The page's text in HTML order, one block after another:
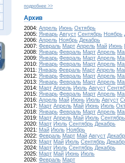
подробнее >>
Архив
2004: Апрель Июнь Октябрь
2005: Январь Август Сентябрь Ноябрь
2006: Апрель Ноябрь Декабрь
2007: Февраль Март Апрель Май Июнь
2008: Январь Февраль Март Апрель
2009: Январь Февраль Март Апрель
2010: Январь Февраль Март Апрель
2011: Январь Февраль Март Апрель
2012: Январь Февраль Март Апрель
2013: Январь Февраль Март Апрель
2014: Март Апрель Июль Август
2015: Январь Февраль Март Апрель
2016: Апрель Май Июнь Июль Август
2017: Март Апрель Май Июнь Июль
2018: Январь Февраль Март Апрель
2019: Март Апрель Май Июль Сентябрь
2020: Март Июль Сентябрь Декабрь
2021: Май Июль Ноябрь
2022: Февраль Март Май Август
2023: Март Май Июль Сентябрь
2024: Март Июль Сентябрь Декабрь
2025: Март Май Июнь Июль
2026: Февраль Март